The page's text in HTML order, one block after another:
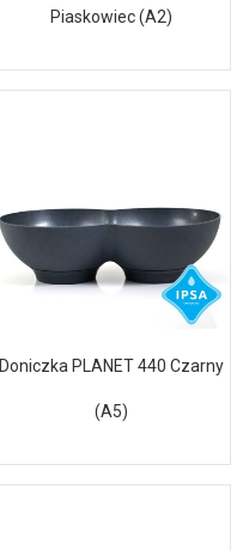
Piaskowiec (A2)
Doniczka PLANET 440 Czarny
(A5)